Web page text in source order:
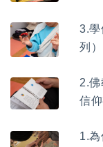
3.學
列）
2.
信
1.